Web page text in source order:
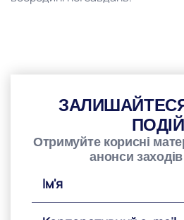
ПОДІЙ
Отримуйте корисні
анонси